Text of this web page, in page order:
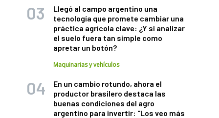
Llegó al campo argentino una
tecnología que promete cambiar una
práctica agrícola clave: ¿Y si analizar
el suelo fuera tan simple como
apretar un botón?
Maquinarias y vehículos
En un cambio rotundo, ahora el
productor brasilero destaca las
buenas condiciones del agro
argentino para invertir: "Los veo más